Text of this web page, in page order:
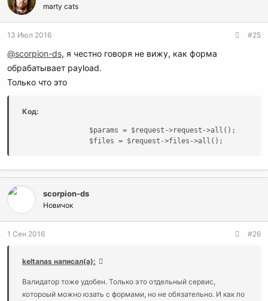
marty cats
13 Июл 2016 #25
@scorpion-ds, я честно говоря не вижу, как форма
обрабатывает payload.
Только что это
Код:
                $params = $request->request->all();
                $files = $request->files->all();
scorpion-ds
Новичок
1 Сен 2016 #26
keltanas написал(а):
Валидатор тоже удобен. Только это отдельный сервис,
котороый можно юзать с формами, но не обязательно. И как по